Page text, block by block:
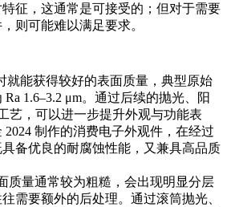
征，这通常是可接受的；但对于需要
则可能难以满足要求。
就能获得较好的表面质量，典型原始
1.6–3.2 μm。通过后续的抛光、阳
艺，可以进一步提升外观与功能表
制作的消费电子外观件，在经过
备优良的耐腐蚀性能，又兼具高品质
质量通常较为粗糙，会出现明显分层
需要额外的后处理。通过滚筒抛光、